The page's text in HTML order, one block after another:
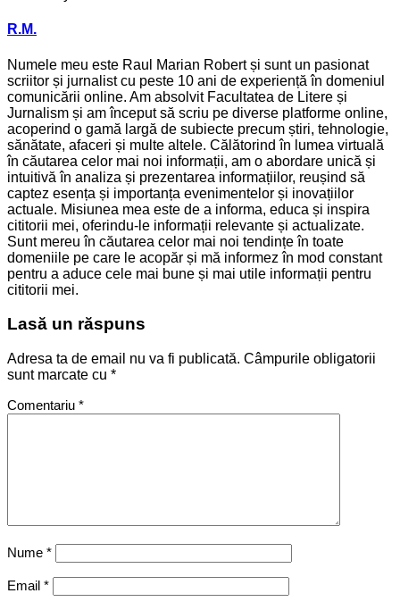
R.M.
Numele meu este Raul Marian Robert și sunt un pasionat
scriitor și jurnalist cu peste 10 ani de experiență în domeniul
comunicării online. Am absolvit Facultatea de Litere și
Jurnalism și am început să scriu pe diverse platforme online,
acoperind o gamă largă de subiecte precum știri, tehnologie,
sănătate, afaceri și multe altele. Călătorind în lumea virtuală
în căutarea celor mai noi informații, am o abordare unică și
intuitivă în analiza și prezentarea informațiilor, reușind să
captez esența și importanța evenimentelor și inovațiilor
actuale. Misiunea mea este de a informa, educa și inspira
cititorii mei, oferindu-le informații relevante și actualizate.
Sunt mereu în căutarea celor mai noi tendințe în toate
domeniile pe care le acopăr și mă informez în mod constant
pentru a aduce cele mai bune și mai utile informații pentru
cititorii mei.
Lasă un răspuns
Adresa ta de email nu va fi publicată. Câmpurile obligatorii
sunt marcate cu *
Comentariu *
Nume *
Email *